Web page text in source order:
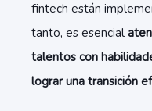
fintech están
tanto, es esencial
talentos con
lograr una transición